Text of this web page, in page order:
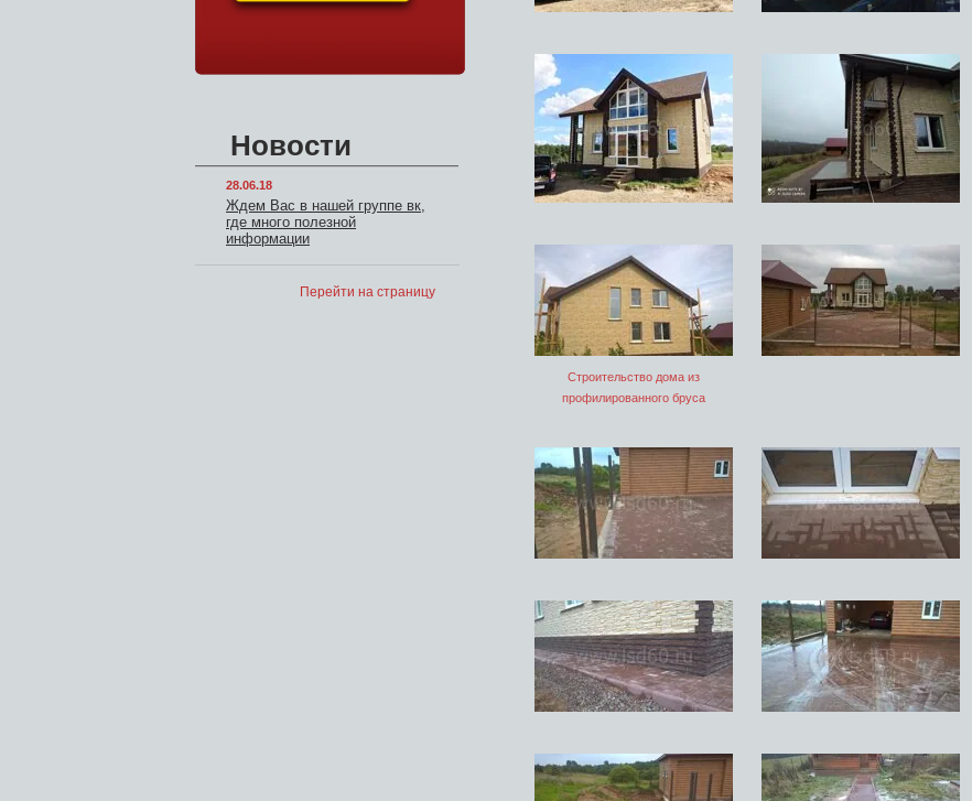
Новости
28.06.18
Ждем Вас в нашей группе вк,
где много полезной
информации
Перейти на страницу
Строительство дома из
профилированного бруса